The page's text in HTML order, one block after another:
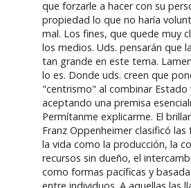
que forzarle a hacer con su
propiedad lo que no haría
mal. Los fines, que quede muy
los medios. Uds. pensarán que
tan grande en este tema.
lo es. Donde uds. creen que
"centrismo" al combinar Estado
aceptando una premisa
Permítanme explicarme. El
Franz Oppenheimer clasificó
la vida como la producción, la
recursos sin dueño, el
como formas pacíficas y